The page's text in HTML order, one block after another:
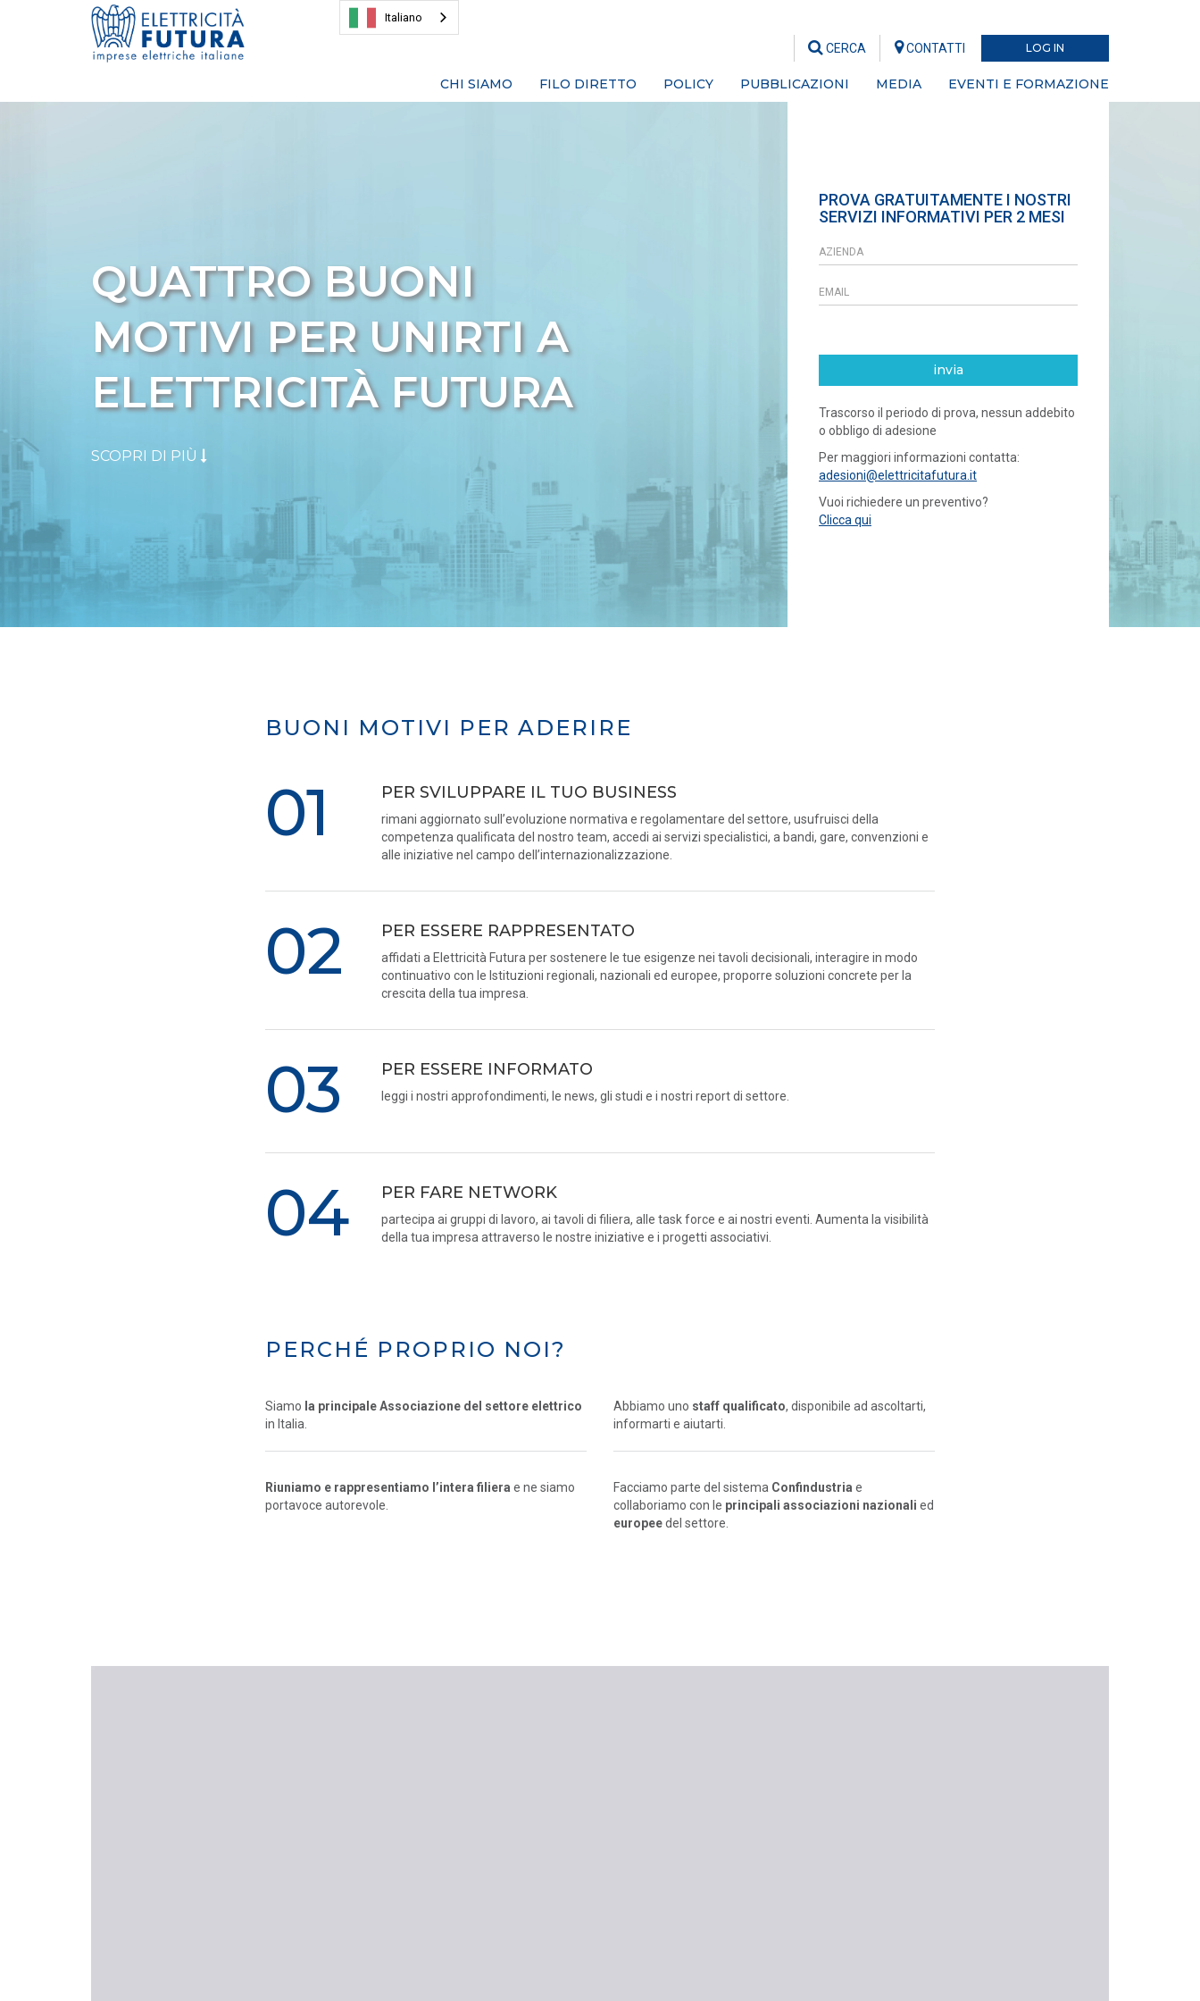
Italiano
LOG IN
CERCA CONTATTI
CHI SIAMO FILO DIRETTO POLICY PUBBLICAZIONI MEDIA EVENTI E FORMAZIONE
QUATTRO BUONI
MOTIVI PER UNIRTI A
ELETTRICITÀ FUTURA
SCOPRI DI PIÙ
PROVA GRATUITAMENTE I NOSTRI
SERVIZI INFORMATIVI PER 2 MESI
invia
Trascorso il periodo di prova, nessun addebito
o obbligo di adesione
Per maggiori informazioni contatta:
adesioni@elettricitafutura.it
Vuoi richiedere un preventivo?
Clicca qui
BUONI MOTIVI PER ADERIRE
01 PER SVILUPPARE IL TUO BUSINESS
rimani aggiornato sull’evoluzione normativa e regolamentare del settore, usufruisci della
competenza qualificata del nostro team, accedi ai servizi specialistici, a bandi, gare, convenzioni e
alle iniziative nel campo dell’internazionalizzazione.
02 PER ESSERE RAPPRESENTATO
affidati a Elettricità Futura per sostenere le tue esigenze nei tavoli decisionali, interagire in modo
continuativo con le Istituzioni regionali, nazionali ed europee, proporre soluzioni concrete per la
crescita della tua impresa.
03 PER ESSERE INFORMATO
leggi i nostri approfondimenti, le news, gli studi e i nostri report di settore.
04 PER FARE NETWORK
partecipa ai gruppi di lavoro, ai tavoli di filiera, alle task force e ai nostri eventi. Aumenta la visibilità
della tua impresa attraverso le nostre iniziative e i progetti associativi.
PERCHÉ PROPRIO NOI?
Siamo la principale Associazione del settore elettrico
in Italia.
Abbiamo uno staff qualificato, disponibile ad ascoltarti,
informarti e aiutarti.
Riuniamo e rappresentiamo l’intera filiera e ne siamo
portavoce autorevole.
Facciamo parte del sistema Confindustria e
collaboriamo con le principali associazioni nazionali ed
europeedel settore.